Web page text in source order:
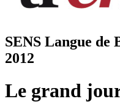
SENS Langue de
2012
Le grand